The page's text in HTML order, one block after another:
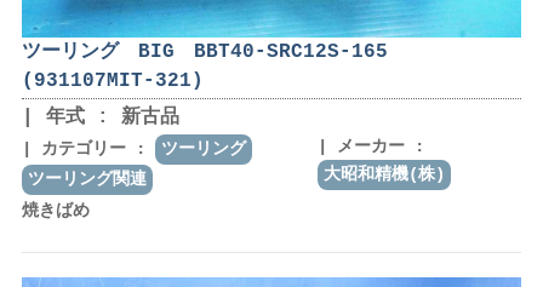
ツーリング BIG BBT40-SRC12S-165
(931107MIT-321)
年式 : 新古品
カテゴリー :
ツーリング
ツーリング関連
メーカー :
大昭和精機(株)
焼きばめ